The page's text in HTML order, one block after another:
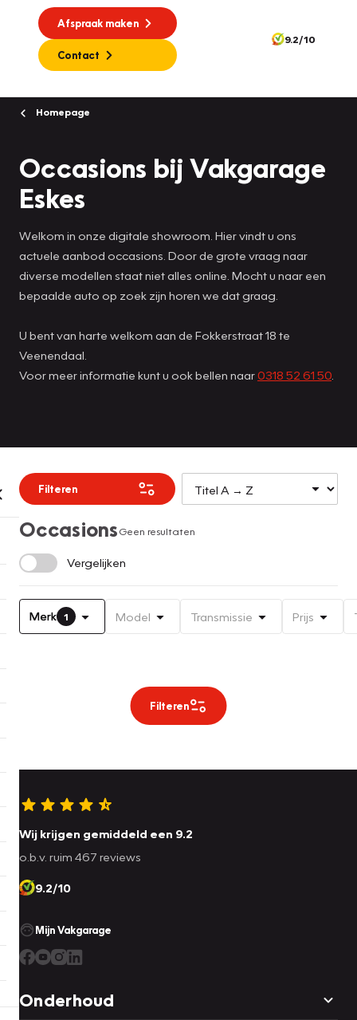
Afspraak maken
Contact
9.2/10
Homepage
Occasions bij Vakgarage
Eskes
Welkom in onze digitale showroom. Hier vindt u ons
actuele aanbod occasions. Door de grote vraag naar
diverse modellen staat niet alles online. Mocht u naar een
bepaalde auto op zoek zijn horen we dat graag.
U bent van harte welkom aan de Fokkerstraat 18 te
Veenendaal.
Voor meer informatie kunt u ook bellen naar0318 52 61 50
Filteren
OccasionsGeen resultaten
Vergelijken
Merk 1 Model Transmissie Prijs
Filteren
Wij krijgen gemiddeld een 9.2
o.b.v. ruim 467 reviews
9.2/10
Mijn Vakgarage
Onderhoud